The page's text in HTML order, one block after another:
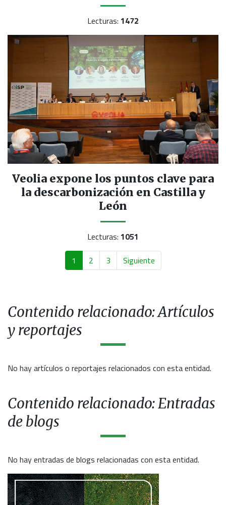
Lecturas: 1472
Veolia expone los puntos clave para
la descarbonización en Castilla y
León
Lecturas: 1051
1
2 3 Siguiente
Contenido relacionado: Artículos
y reportajes
No hay artículos o reportajes relacionados con esta entidad.
Contenido relacionado: Entradas
de blogs
No hay entradas de blogs relacionadas con esta entidad.